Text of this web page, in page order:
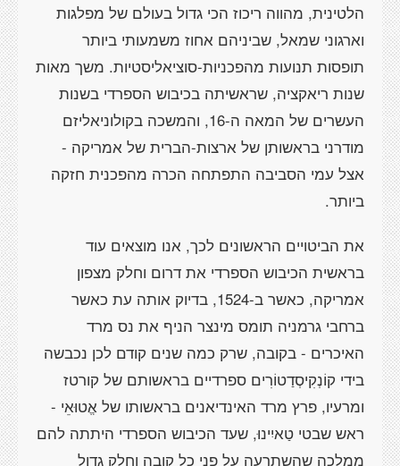
הלטינית, מהווה ריכוז הכי גדול בעולם של מפלגות
וארגוני שמאל, שביניהם אחוז משמעותי ביותר
תופסות תנועות מהפכניות-סוציאליסטיות. משך מאות
שנות ריאקציה, שראשיתה בכיבוש הספרדי בשנות
העשרים של המאה ה-16, והמשכה בקולוניאליזם
מודרני בראשותן של ארצות-הברית של אמריקה -
אצל עמי הסביבה התפתחה הכרה מהפכנית חזקה
ביותר.
את הביטויים הראשונים לכך, אנו מוצאים עוד
בראשית הכיבוש הספרדי את דרום וחלק מצפון
אמריקה, כאשר ב-1524, בדיוק אותה עת כאשר
ברחבי גרמניה תומס מינצר הניף את נס מרד
האיכרים - בקובה, שרק כמה שנים קודם לכן נכבשה
בידי קוֹנְקִיסְדַטוֹרִים ספרדיים בראשותם של קורטז
ומרעיו, פרץ מרד האינדיאנים בראשותו של אֱטוּאֵי -
ראש שבטי טַאיִינוּ, שעד הכיבוש הספרדי היתתה להם
ממלכה שהשתרעה על פני כל קובה וחלק גדול